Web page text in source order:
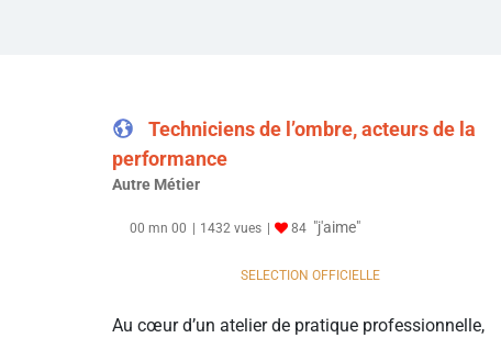
Techniciens de l’ombre, acteurs de la
performance
Autre Métier
00 mn 00 1432 vues 84 "j'aime"
SELECTION OFFICIELLE
Au cœur d’un atelier de pratique professionnelle,